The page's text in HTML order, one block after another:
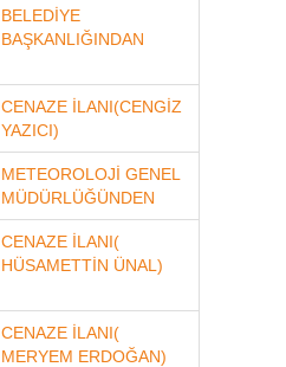
BELEDİYE
BAŞKANLIĞINDAN
CENAZE İLANI(CENGİZ
YAZICI)
METEOROLOJİ GENEL
MÜDÜRLÜĞÜNDEN
CENAZE İLANI(
HÜSAMETTİN ÜNAL)
CENAZE İLANI(
MERYEM ERDOĞAN)